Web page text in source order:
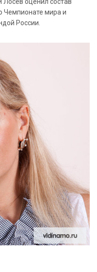
Чемпионате мира и
России.